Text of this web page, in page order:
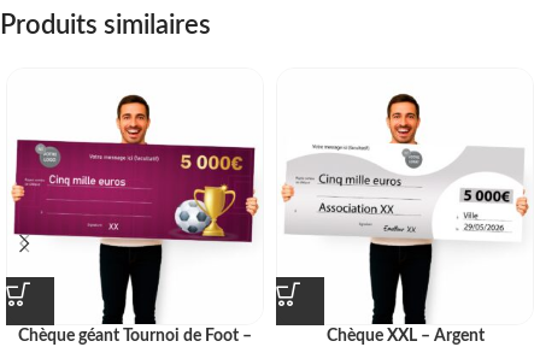
Produits similaires
Chèque géant Tournoi de Foot –
Chèque XXL – Argent